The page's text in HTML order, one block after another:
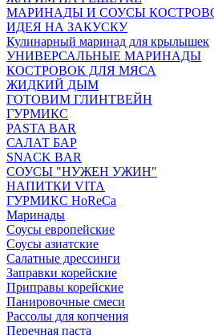
МАРИНАДЫ И СОУСЫ
ИДЕЯ НА ЗАКУСКУ
Кулинарный маринад для крылышек
УНИВЕРСАЛЬНЫЕ МАРИНАДЫ
КОСТРОВОК ДЛЯ МЯСА
ЖИДКИЙ ДЫМ
ГОТОВИМ ГЛИНТВЕЙН
ГУРМИКС
PASTA BAR
САЛАТ БАР
SNACK BAR
СОУСЫ "НУЖЕН УЖИН"
НАПИТКИ VITA
ГУРМИКС HoReCa
Маринады
Соусы европейские
Соуcы азиатские
Салатные дрессинги
Заправки корейские
Приправы корейские
Панировочные смеси
Рассолы для копчения
Перечная паста